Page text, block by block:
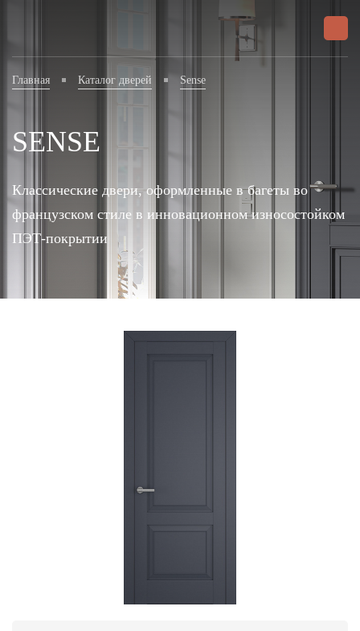
Главная Каталог дверей Sense
SENSE
Классические двери, оформленные в багеты во
французском стиле в инновационном износостойком
ПЭТ-покрытии